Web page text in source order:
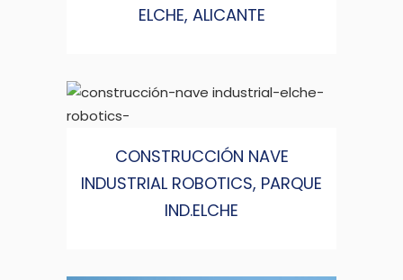
ELCHE, ALICANTE
CONSTRUCCIÓN NAVE
INDUSTRIAL ROBOTICS, PARQUE
IND.ELCHE